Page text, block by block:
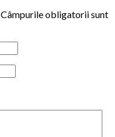
Câmpurile obligatorii sunt